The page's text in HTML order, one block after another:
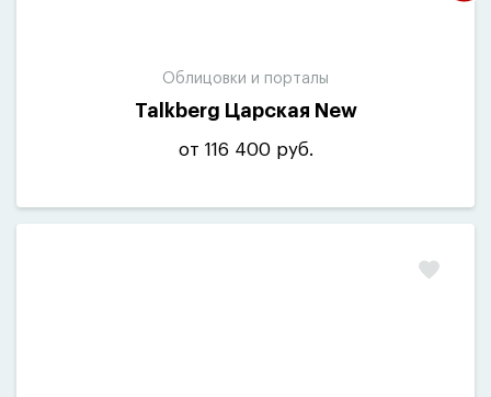
Облицовки и порталы
Talkberg Царская New
от 116 400 руб.